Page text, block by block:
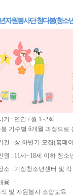
자원봉사단 청다봉(청소
기 : 연간 / 월 1~2회
기수별 6개월 과정으로
간 : 상,하반기 모집(홈페
원 : 11세~18세 이하 청소
소 : 기장청소년센터 및
용
및 자원봉사 소양교육